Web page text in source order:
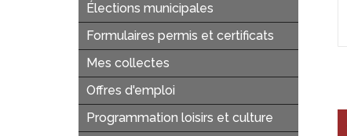
Élections municipales
Formulaires permis et certificats
Mes collectes
Offres d'emploi
Programmation loisirs et culture